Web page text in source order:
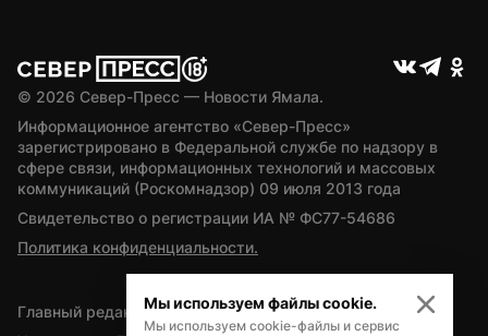
© 2026 Север-Пресс — Новости Ямала.
Информационное агентство «Север-Пресс»
зарегистрировано в Федеральной службе по надзору в
сфере связи, информационных технологий и массовых
коммуникаций (Роскомнадзор) 09 июля 2013 года
Свидетельство о регистрации ИА № ФС77-54686
Политика конфиденциальности.
Главный редактор — А.Л. Поздеев
Мы используем файлы cookie.
Мы используем cookie-файлы и сервис